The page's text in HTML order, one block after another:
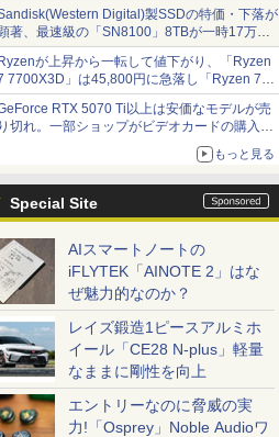
Digital)製SSDの特価・下落が
著、最速級の「SN8100」8TBが一時17万円
れ [8月前半のSSD価格]
が上昇から一転して値下がり、「Ryzen
7700X3D」は45,800円に急落し「Ryzen 7
」との価格逆転解消 [8月前半のCPU
格]
RTX 5070 Ti以上は安価なモデルが売
切れ。一部ショップがビデオカードの購入制
を実施したニュースが注目を集める AKIBA
Hotline! 先週のアクセスランキング 26年7月
もっと見る
Special Site
AIスマートノートの
iFLYTEK「AINOTE 2」はな
ぜ魅力的なのか？
レイズ鍛造1ピースアルミホ
イール「CE28 N-plus」軽量
なままに剛性を向上
エントリーなのに脅威の実
力!「Osprey」Noble Audioワ